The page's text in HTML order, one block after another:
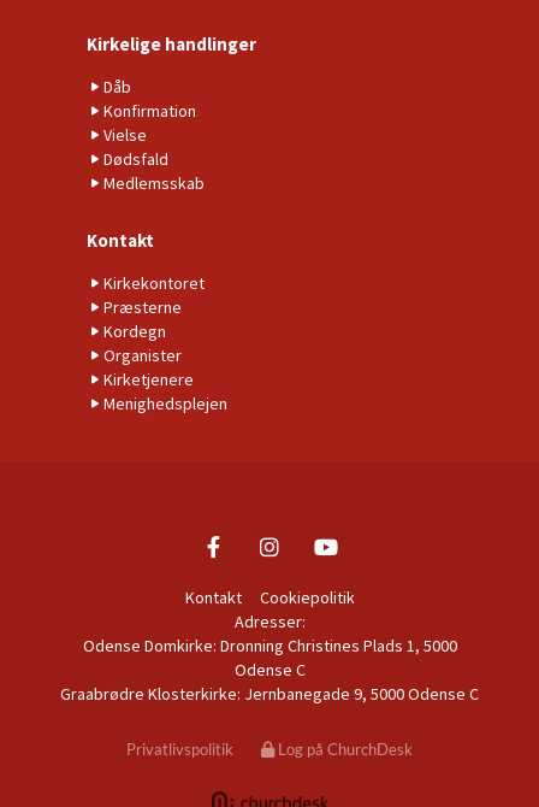
Kirkelige handlinger
Dåb
Konfirmation
Vielse
Dødsfald
Medlemsskab
Kontakt
Kirkekontoret
Præsterne
Kordegn
Organister
Kirketjenere
Menighedsplejen
Kontakt
Cookiepolitik
Adresser:
Odense Domkirke: Dronning Christines Plads 1, 5000
Odense C
Graabrødre Klosterkirke: Jernbanegade 9, 5000 Odense C
Privatlivspolitik Log på ChurchDesk